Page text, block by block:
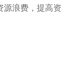
源浪费，提高资